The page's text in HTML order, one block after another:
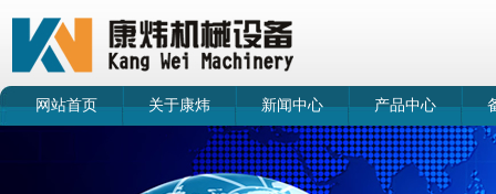
网站首页 关于康炜 新闻中心 产品中心